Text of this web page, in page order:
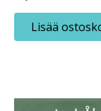
Lisää